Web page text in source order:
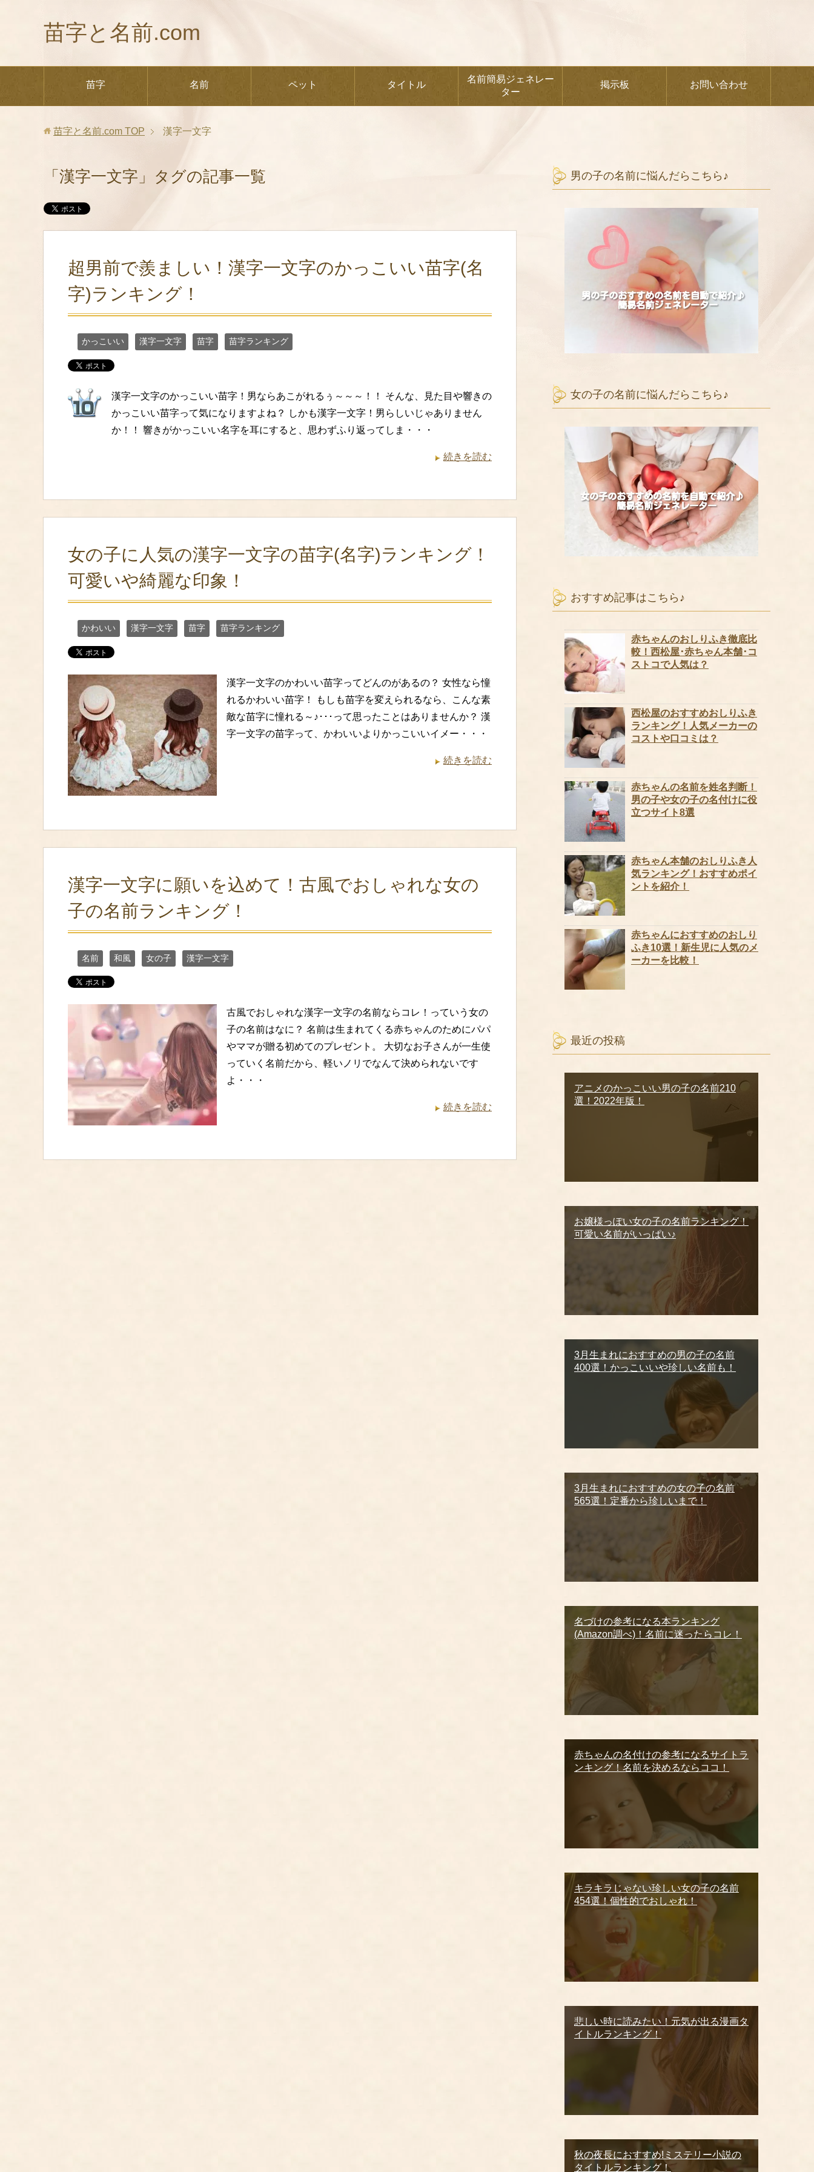
苗字と名前.com
苗字 名前 ペット タイトル
名前簡易ジェネレー
ター
掲示板 お問い合わせ
苗字と名前.com TOP 漢字一文字
「漢字一文字」タグの記事一覧
超男前で羨ましい！漢字一文字のかっこいい苗字(名
字)ランキング！
かっこいい 漢字一文字 苗字 苗字ランキング
漢字一文字のかっこいい苗字！男ならあこがれるぅ～～～！！ そんな、見た目や響きの
かっこいい苗字って気になりますよね？ しかも漢字一文字！男らしいじゃありません
か！！ 響きがかっこいい名字を耳にすると、思わずふり返ってしま・・・
続きを読む
女の子に人気の漢字一文字の苗字(名字)ランキング！
可愛いや綺麗な印象！
かわいい 漢字一文字 苗字 苗字ランキング
漢字一文字のかわいい苗字ってどんのがあるの？ 女性なら憧
れるかわいい苗字！ もしも苗字を変えられるなら、こんな素
敵な苗字に憧れる～♪･･･って思ったことはありませんか？ 漢
字一文字の苗字って、かわいいよりかっこいいイメー・・・
続きを読む
漢字一文字に願いを込めて！古風でおしゃれな女の
子の名前ランキング！
名前 和風 女の子 漢字一文字
古風でおしゃれな漢字一文字の名前ならコレ！っていう女の
子の名前はなに？ 名前は生まれてくる赤ちゃんのためにパパ
やママが贈る初めてのプレゼント。 大切なお子さんが一生使
っていく名前だから、軽いノリでなんて決められないです
よ・・・
続きを読む
男の子の名前に悩んだらこちら♪
女の子の名前に悩んだらこちら♪
おすすめ記事はこちら♪
赤ちゃんのおしりふき徹底比
較！西松屋･赤ちゃん本舗･コ
ストコで人気は？
西松屋のおすすめおしりふき
ランキング！人気メーカーの
コストや口コミは？
赤ちゃんの名前を姓名判断！
男の子や女の子の名付けに役
立つサイト8選
赤ちゃん本舗のおしりふき人
気ランキング！おすすめポイ
ントを紹介！
赤ちゃんにおすすめのおしり
ふき10選！新生児に人気のメ
ーカーを比較！
最近の投稿
アニメのかっこいい男の子の名前210
選！2022年版！
お嬢様っぽい女の子の名前ランキング！
可愛い名前がいっぱい♪
3月生まれにおすすめの男の子の名前
400選！かっこいいや珍しい名前も！
3月生まれにおすすめの女の子の名前
565選！定番から珍しいまで！
名づけの参考になる本ランキング
(Amazon調べ)！名前に迷ったらコレ！
赤ちゃんの名付けの参考になるサイトラ
ンキング！名前を決めるならココ！
キラキラじゃない珍しい女の子の名前
454選！個性的でおしゃれ！
悲しい時に読みたい！元気が出る漫画タ
イトルランキング！
秋の夜長におすすめ!ミステリー小説の
タイトルランキング！